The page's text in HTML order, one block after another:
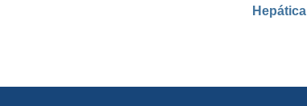
Hepática